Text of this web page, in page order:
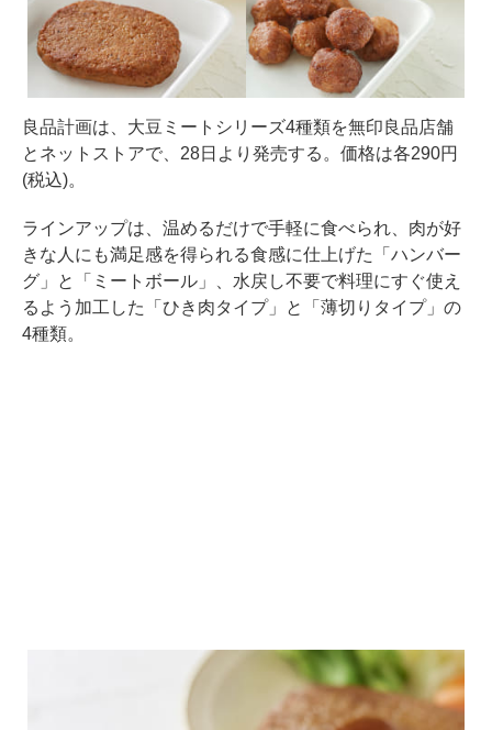
良品計画は、大豆ミートシリーズ4種類を無印良品店舗
とネットストアで、28日より発売する。価格は各290円
(税込)。
ラインアップは、温めるだけで手軽に食べられ、肉が好
きな人にも満足感を得られる食感に仕上げた「ハンバー
グ」と「ミートボール」、水戻し不要で料理にすぐ使え
るよう加工した「ひき肉タイプ」と「薄切りタイプ」の
4種類。